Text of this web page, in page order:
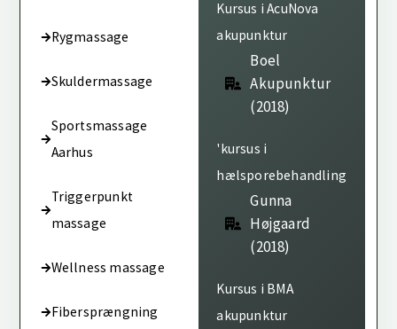
Rygmassage
Skuldermassage
Sportsmassage
Aarhus
Triggerpunkt
massage
Wellness massage
Fibersprængning
Kursus i AcuNova
akupunktur
Boel
Akupunktur
(2018)
'kursus i
hælsporebehandling
Gunna
Højgaard
(2018)
Kursus i BMA
akupunktur